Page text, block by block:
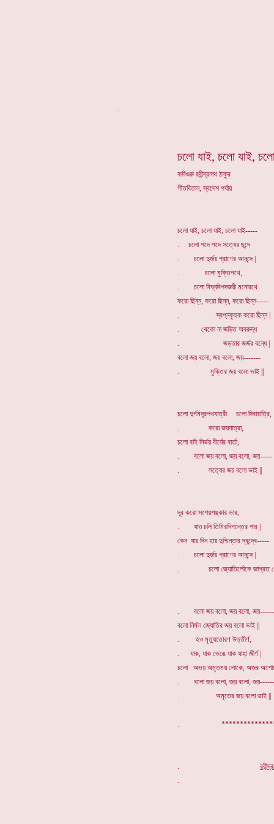
চলো যাই, চলো যাই,
কবিগুরু রবীন্দ্রনাথ ঠাকুর
গীতবিতান, স্বদেশ পর্যায়
চলো যাই, চলো যাই, চলো যাই-----
. চলো পদে পদে সত্যের ছন্দে
. চলো দুর্জয় প্রাণের আনন্দে |
. চলো মুক্তিপথে,
. চলো বিঘ্নবিপদজয়ী মনোরথে
করো ছিন্ন, করো ছিন্ন, করো ছিন্ন-----
. স্বপ্নকুহক করো ছিন্ন |
. থেকো না জড়িত অবরুদ্ধ
. জড়তার জর্জর বন্ধে |
বলো জয় বলো, জয় বলো, জয়-------
. মুক্তির জয় বলো ভাই ||
চলো দুর্গমদূরপথযাত্রী চলো দিবারাত্রি,
. করো জয়যাত্রা,
চলো বহি নির্ভয় বীর্যের বার্তা,
. বলো জয় বলো, জয় বলো, জয়-----
. সত্যের জয় বলো ভাই ||
দূর করো সংশয়শঙ্কার ভার,
. যাও চলি তিমিরদিগন্তের পার |
কেন যায় দিন হায় দুশ্চিন্তার দ্বন্দ্বে-----
. চলো দুর্জয় প্রাণের আনন্দে |
. চলো জ্যোতির্লোকে জাগ্রত
. বলো জয় বলো, জয় বলো,
বলো নির্মল জ্যোতির জয় বলো ভাই ||
. হও মৃত্যুতোরণ উত্তীর্ণ,
. যাক, যাক ভেঙে যাক যাহা জীর্ণ |
চলো অভয় অমৃতময় লোকে, অজর
. বলো জয় বলো, জয় বলো, জয়------
. অমৃতের জয় বলো ভাই ||
.
. র
.